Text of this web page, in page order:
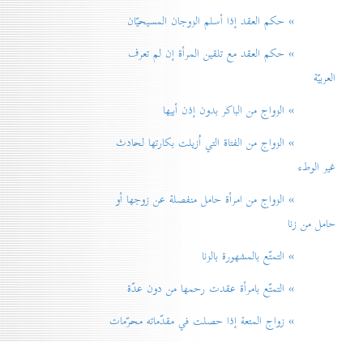
» حكم العقد إذا أسلم الزوجان المسيحيّان
» حكم العقد مع تلقين المرأة إن لم تعرف
العربيّة
» الزواج من الباكر بدون إذن أبيها
» الزواج من الفتاة التي اُزيلت بكارتها لحادث
غير الوطء
» الزواج من امرأة حامل منفصلة عن زوجها أو
حامل من زنا
» التمتّع بالمشهورة بالزنا
» التمتّع بامرأة عقدت رحمها من دون عدّة
» زواج المتعة إذا حصلت في مقدّماته محرّمات